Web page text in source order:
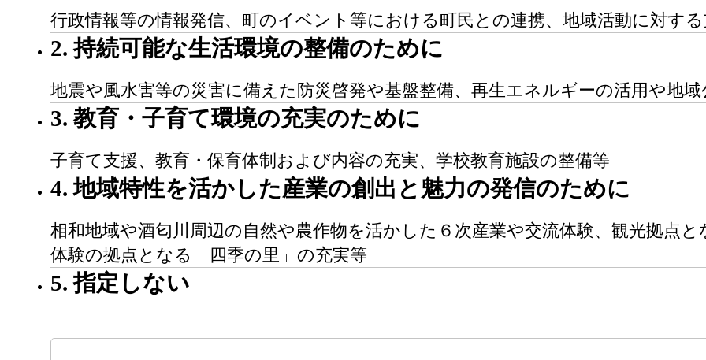
行政情報等の情報発信、町のイベント等における町民との連携、地域活動に対す
2. 持続可能な生活環境の整備のために
地震や風水害等の災害に備えた防災啓発や基盤整備、再生エネルギーの活用や地
3. 教育・子育て環境の充実のために
子育て支援、教育・保育体制および内容の充実、学校教育施設の整備等
4. 地域特性を活かした産業の創出と魅力の発信のために
相和地域や酒匂川周辺の自然や農作物を活かした６次産業や交流体験、観光拠点
体験の拠点となる「四季の里」の充実等
5. 指定しない